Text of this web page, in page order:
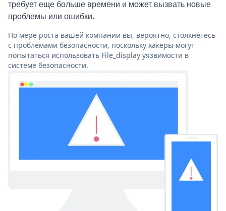
требует еще больше времени и может вызвать новые
проблемы или ошибки.
По мере роста вашей компании вы, вероятно, столкнетесь
с проблемами безопасности, поскольку хакеры могут
попытаться использовать File_display уязвимости в
системе безопасности.